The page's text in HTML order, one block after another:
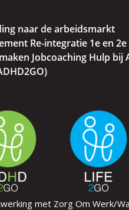
naar de arbeidsmarkt
Re-integratie 1e en
Jobcoaching Hulp bij
met Zorg Om Werk/